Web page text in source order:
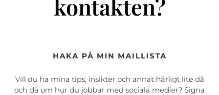
kontakten?
HAKA PÅ MIN MAILLISTA
Vill du ha mina tips, insikter och annat härligt lite då
och då om hur du jobbar med sociala medier? Signa